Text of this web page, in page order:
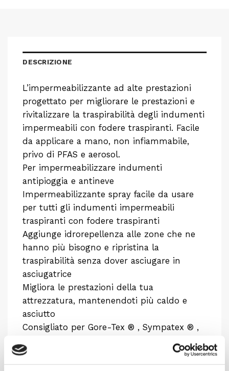
DESCRIZIONE
L’impermeabilizzante ad alte prestazioni
progettato per migliorare le prestazioni e
rivitalizzare la traspirabilità degli indumenti
impermeabili con fodere traspiranti. Facile
da applicare a mano, non infiammabile,
privo di PFAS e aerosol.
Per impermeabilizzare indumenti
antipioggia e antineve
Impermeabilizzante spray facile da usare
per tutti gli indumenti impermeabili
traspiranti con fodere traspiranti
Aggiunge idrorepellenza alle zone che ne
hanno più bisogno e ripristina la
traspirabilità senza dover asciugare in
asciugatrice
Migliora le prestazioni della tua
attrezzatura, mantenendoti più caldo e
asciutto
Consigliato per Gore-Tex ® , Sympatex ® ,